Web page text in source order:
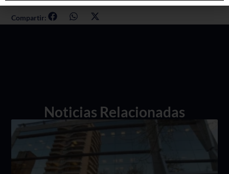
Compartir:
Noticias Relacionadas